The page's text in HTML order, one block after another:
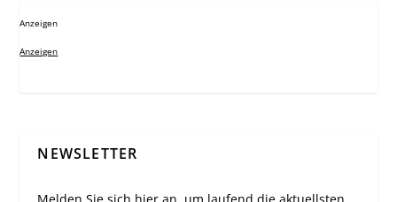
Anzeigen
Anzeigen
NEWSLETTER